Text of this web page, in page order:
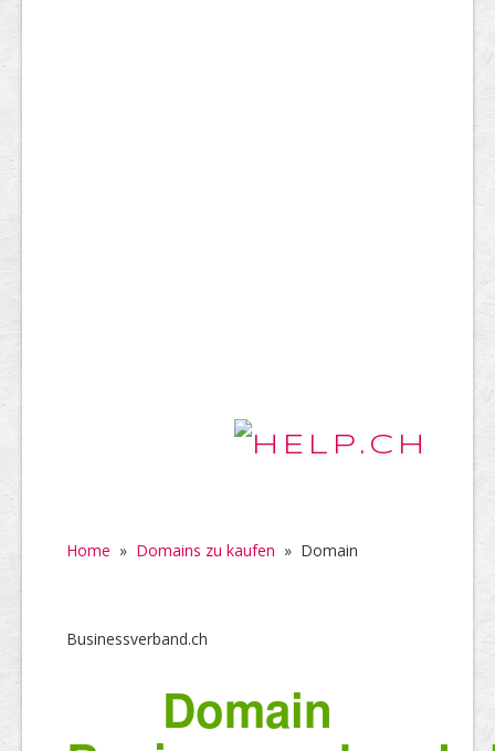
Home » Domains zu kaufen » Domain
Businessverband.ch
Domain